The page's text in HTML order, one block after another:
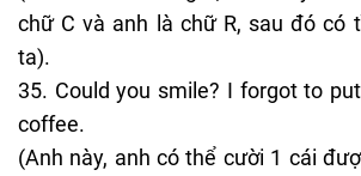
chữ C và anh là chữ R, sau đó có
ta).
Could you smile? I forgot to
coffee.
(Anh này, anh có thể cười 1 cái